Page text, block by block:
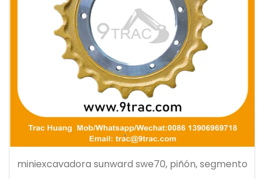
miniexcavadora sunward swe70, piñón, segmento